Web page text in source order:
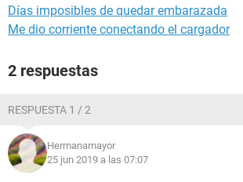
Días imposibles de quedar embarazada
Me dio corriente conectando el cargador
2 respuestas
RESPUESTA 1 / 2
Hermanamayor
25 jun 2019 a las 07:07